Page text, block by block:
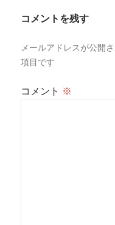
ョ
コメントを残す
メールアドレスが公開
項目です
コメント ※